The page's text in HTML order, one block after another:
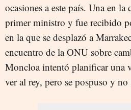
ocasiones a este país. Una en
primer ministro y fue recibido
en la que se desplazó a
encuentro de la ONU sobre
Moncloa intentó planificar una
ver al rey, pero se pospuso y no